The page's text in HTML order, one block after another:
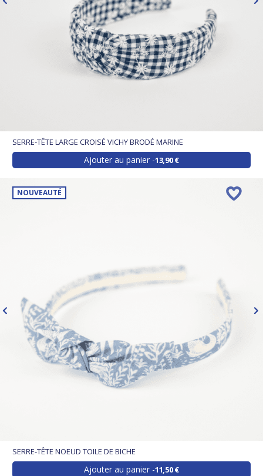
SERRE-TÊTE LARGE CROISÉ VICHY BRODÉ MARINE
Ajouter au panier 13,90 €
NOUVEAUTÉ
SERRE-TÊTE NOEUD TOILE DE BICHE
Ajouter au panier 11,50 €